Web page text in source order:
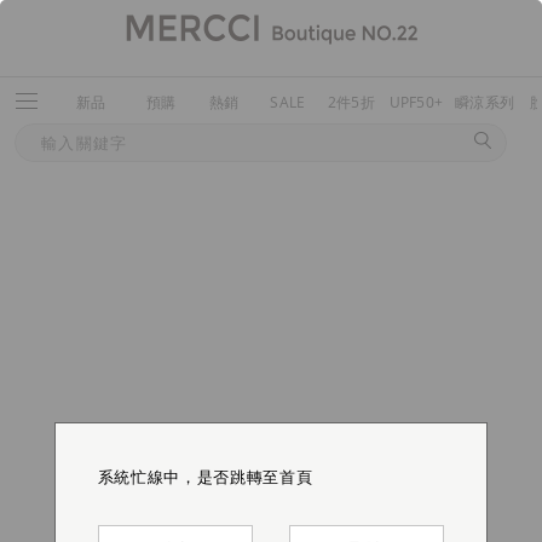
新品 預購 熱銷 SALE 2件5折 UPF50+ 瞬涼系列
系統忙線中，是否跳轉至首頁
系統忙線中，是否跳轉至首頁
系統忙線中，是否跳轉至首頁
系統忙線中，是否跳轉至首頁
系統忙線中，是否跳轉至首頁